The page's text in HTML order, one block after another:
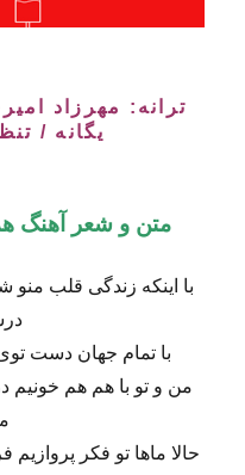
ترانه: مهرزاد
یگانه /
متن و شعر آهنگ
با اینکه زندگی قلب
با تمام جهان دست
من و تو با هم هم خونیم
حالا ماها تو فکر